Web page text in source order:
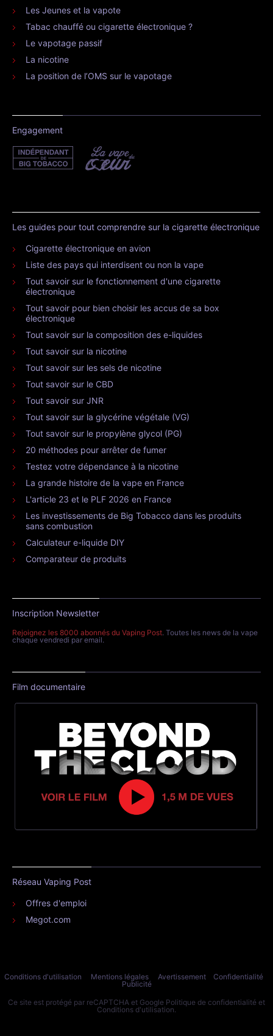
Les Jeunes et la vapote
Tabac chauffé ou cigarette électronique ?
Le vapotage passif
La nicotine
La position de l’OMS sur le vapotage
Engagement
Les guides pour tout comprendre sur la cigarette électronique
Cigarette électronique en avion
Liste des pays qui interdisent ou non la vape
Tout savoir sur le fonctionnement d'une cigarette
électronique
Tout savoir pour bien choisir les accus de sa box
électronique
Tout savoir sur la composition des e-liquides
Tout savoir sur la nicotine
Tout savoir sur les sels de nicotine
Tout savoir sur le CBD
Tout savoir sur JNR
Tout savoir sur la glycérine végétale (VG)
Tout savoir sur le propylène glycol (PG)
20 méthodes pour arrêter de fumer
Testez votre dépendance à la nicotine
La grande histoire de la vape en France
L'article 23 et le PLF 2026 en France
Les investissements de Big Tobacco dans les produits
sans combustion
Calculateur e-liquide DIY
Comparateur de produits
Inscription Newsletter
Rejoignez les 8000 abonnés du Vaping Post. Toutes les news de la vape
chaque vendredi par email.
Film documentaire
Réseau Vaping Post
Offres d'emploi
Megot.com
Conditions d'utilisation Mentions légales Avertissement
Confidentialité
Publicité
Ce site est protégé par reCAPTCHA et Google Politique de confidentialité et
Conditions d'utilisation.